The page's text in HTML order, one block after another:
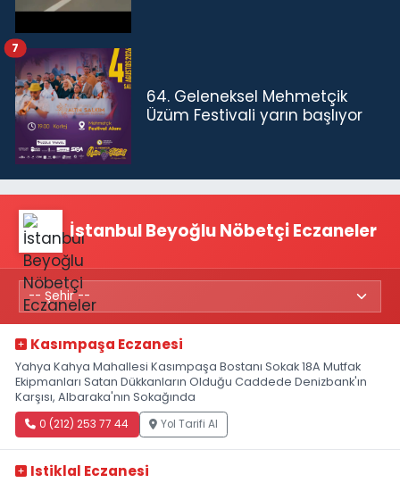
64. Geleneksel Mehmetçik
Üzüm Festivali yarın başlıyor
7
İstanbul Beyoğlu Nöbetçi Eczaneler
Kasımpaşa Eczanesi
Yahya Kahya Mahallesi Kasımpaşa Bostanı Sokak 18A Mutfak
Ekipmanları Satan Dükkanların Olduğu Caddede Denizbank'ın
Karşısı, Albaraka'nın Sokağında
0 (212) 253 77 44 Yol Tarifi Al
Istiklal Eczanesi